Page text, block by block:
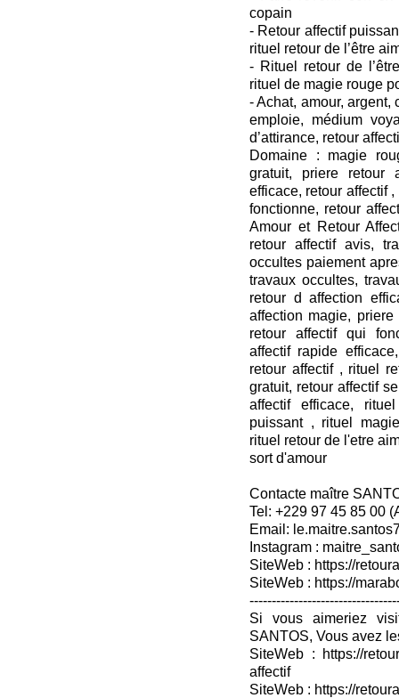
copain
- Retour affectif
rituel retour de l’être
- Rituel retour de
rituel de magie rouge
- Achat, amour,
emploie, médium
d’attirance, retour
Domaine : magie
gratuit, priere retour
efficace, retour affectif
fonctionne, retour
Amour et Retour
retour affectif avis,
occultes paiement
travaux occultes,
retour d affection
affection magie,
retour affectif qui
affectif rapide
retour affectif , rituel
gratuit, retour affectif
affectif efficace,
puissant , rituel
rituel retour de l'etre
sort d'amour
Contacte maître
Tel: +229 97 45 85 00
Email:
Instagram :
SiteWeb : https://
SiteWeb : https://
Si vous aimeriez
SANTOS, Vous avez
SiteWeb : https://
affectif
SiteWeb : https://